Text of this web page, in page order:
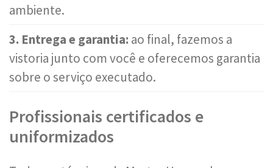
ambiente.
3. Entrega e garantia: ao final, fazemos a
vistoria junto com você e oferecemos garantia
sobre o serviço executado.
Profissionais certificados e
uniformizados